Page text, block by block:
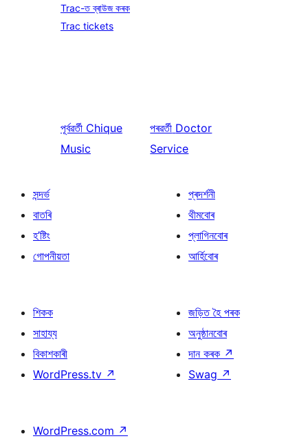
Trac-ত ব্ৰাউজ কৰক
Trac tickets
পূৰ্বৱৰ্তী Chique
Music
পৰৱৰ্তী Doctor
Service
সন্দৰ্ভ
বাতৰি
হ’ষ্টিং
গোপনীয়তা
প্ৰদৰ্শনী
থীমবোৰ
প্লাগিনবোৰ
আৰ্হিবোৰ
শিকক
সাহায্য
বিকাশকাৰী
WordPress.tv ↗
জড়িত হৈ পৰক
অনুষ্ঠানবোৰ
দান কৰক ↗
Swag ↗
WordPress.com ↗